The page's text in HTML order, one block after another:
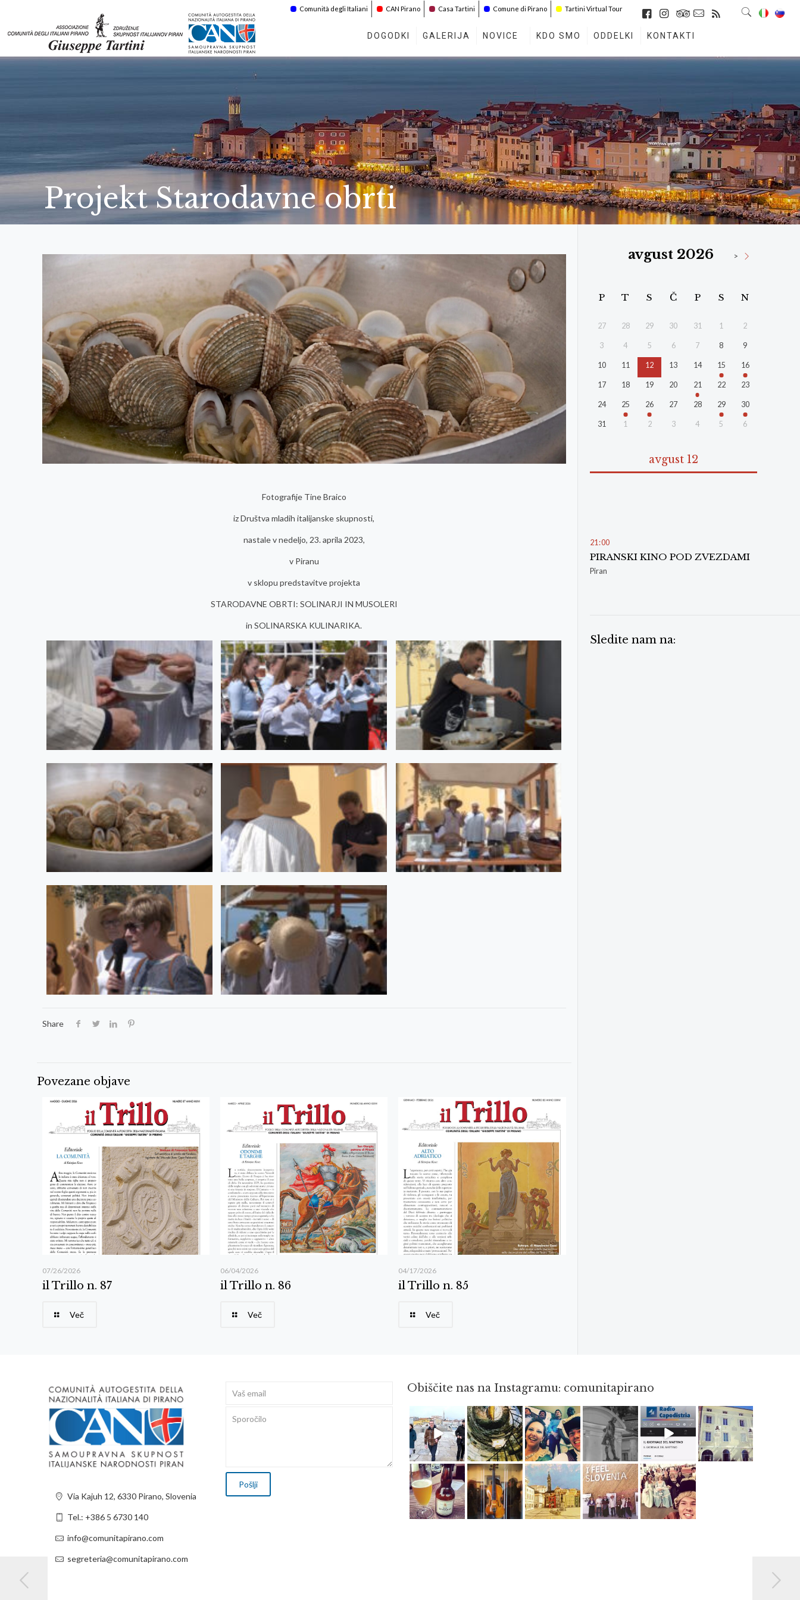
Comunità degli Italiani CAN Pirano Casa Tartini Comune di Pirano Tartini Virtual Tour
DOGODKI GALERIJA NOVICE KDO SMO ODDELKI KONTAKTI
Projekt Starodavne obrti
Fotografije Tine Braico
iz Društva mladih italijanske skupnosti,
nastale v nedeljo, 23. aprila 2023,
v Piranu
v sklopu predstavitve projekta
STARODAVNE OBRTI: SOLINARJI IN MUSOLERI
in SOLINARSKA KULINARIKA.
Share
Povezane objave
07/26/2026
il Trillo n. 87
Več
06/04/2026
il Trillo n. 86
Več
04/17/2026
il Trillo n. 85
Več
avgust 2026 >
P T S Č P S N
27 28 29 30 31 1 2
3 4 5 6 7 8 9
10 11 12 13 14 15 16
17 18 19 20 21 22 23
24 25 26 27 28 29 30
31 1 2 3 4 5 6
avgust 12
21:00
PIRANSKI KINO POD ZVEZDAMI
Piran
Sledite nam na:
Via Kajuh 12, 6330 Pirano, Slovenia
Tel.: +386 5 6730 140
info@comunitapirano.com
segreteria@comunitapirano.com
Obiščite nas na Instagramu: comunitapirano
Feb 16 Avg 3 Maj 23 Apr 18 Dec 14 Apr 3
Jun 3 Apr 8 Jun 12 Maj 2 Maj 15